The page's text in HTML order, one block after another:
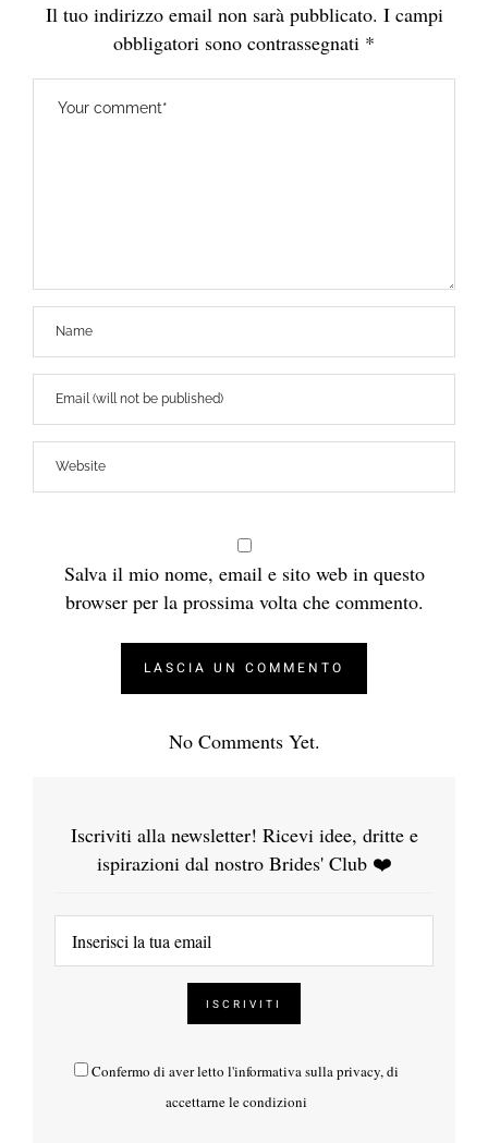
Il tuo indirizzo email non sarà pubblicato. I campi
obbligatori sono contrassegnati *
Salva il mio nome, email e sito web in questo
browser per la prossima volta che commento.
No Comments Yet.
Iscriviti alla newsletter! Ricevi idee, dritte e
ispirazioni dal nostro Brides' Club ❤️
Confermo di aver letto l'informativa sulla privacy, di
accettarne le condizioni